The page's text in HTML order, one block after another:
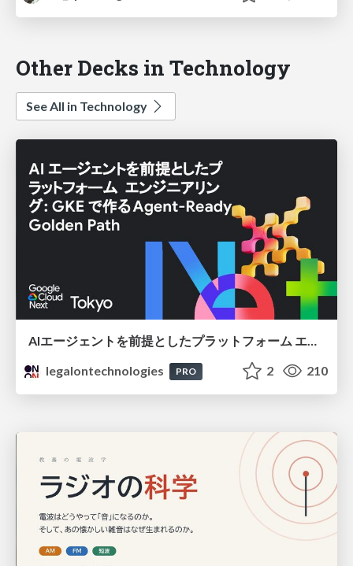
Other Decks in Technology
See All in Technology
AIエージェントを前提としたプラットフォーム エンジニアリング：GKEで作るAgent-Ready Golden Path
legalontechnologies
PRO 2 210